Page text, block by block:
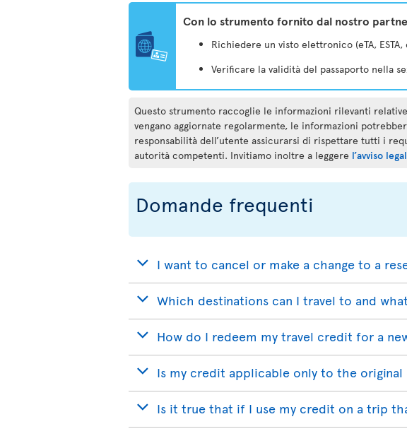
Con lo strumento fornito dal nostro
Richiedere un visto elettronico (eTA,
Verificare la validità del passaporto nella
Questo strumento raccoglie le informazioni rilevanti
vengano aggiornate regolarmente, le informazioni
responsabilità dell’utente assicurarsi di rispettare tutti i
autorità competenti. Invitiamo inoltre a leggere l’avviso
Domande frequenti
I want to cancel or make a change to a
Which destinations can I travel to and
How do I redeem my travel credit for a
Is my credit applicable only to the original
Is it true that if I use my credit on a trip